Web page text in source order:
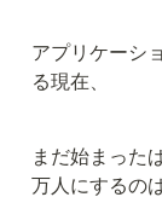
アプリケーシ
る現在、
まだ始まった
万人にするの